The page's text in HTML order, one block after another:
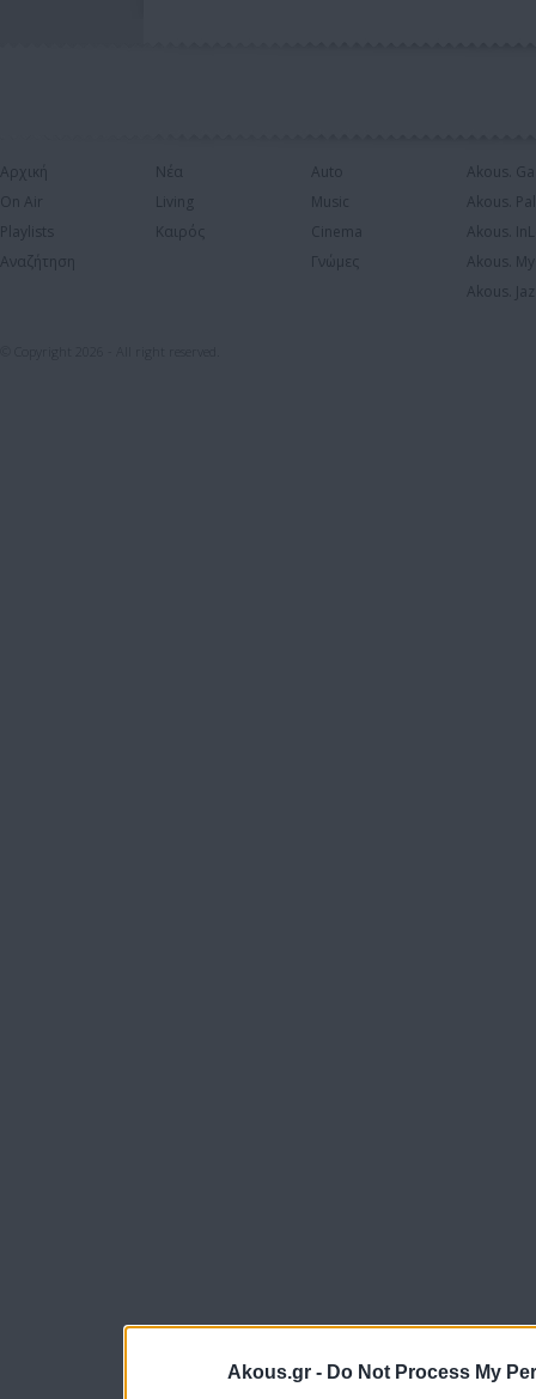
Akous.gr - Do Not Process My
Αρχική
On Air
Playlists
Αναζήτηση
Νέα
Living
Καιρός
Auto
Music
Cinema
Γνώμες
Akous.
Akous.
Akous.
Akous.
Akous.